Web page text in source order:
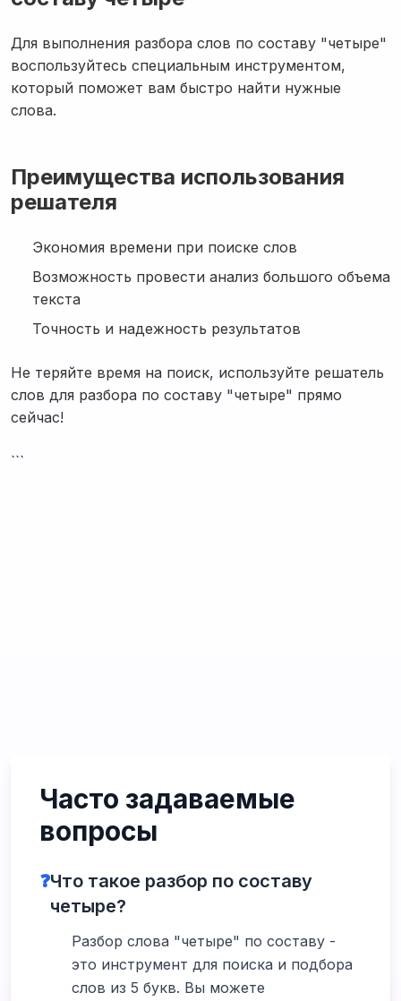
Для выполнения разбора слов по составу "четыре"
воспользуйтесь специальным инструментом,
который поможет вам быстро найти нужные
слова.
Преимущества использования
решателя
Экономия времени при поиске слов
Возможность провести анализ большого объема
текста
Точность и надежность результатов
Не теряйте время на поиск, используйте решатель
слов для разбора по составу "четыре" прямо
сейчас!
```
Часто задаваемые
вопросы
❓Что такое разбор по составу
четыре?
Разбор слова "четыре" по составу -
это инструмент для поиска и подбора
слов из 5 букв. Вы можете